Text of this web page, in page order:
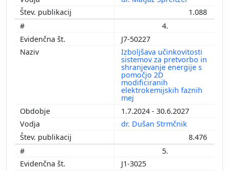
1.088
4.
J7-50227
Izboljšava učinkovitosti
sistemov za pretvorbo in
shranjevanje energije s
pomočjo 2D
modificiranih
elektrokemijskih faznih
mej
1.7.2024 - 30.6.2027
dr. Dušan Strmčnik
8.476
5.
J1-3025